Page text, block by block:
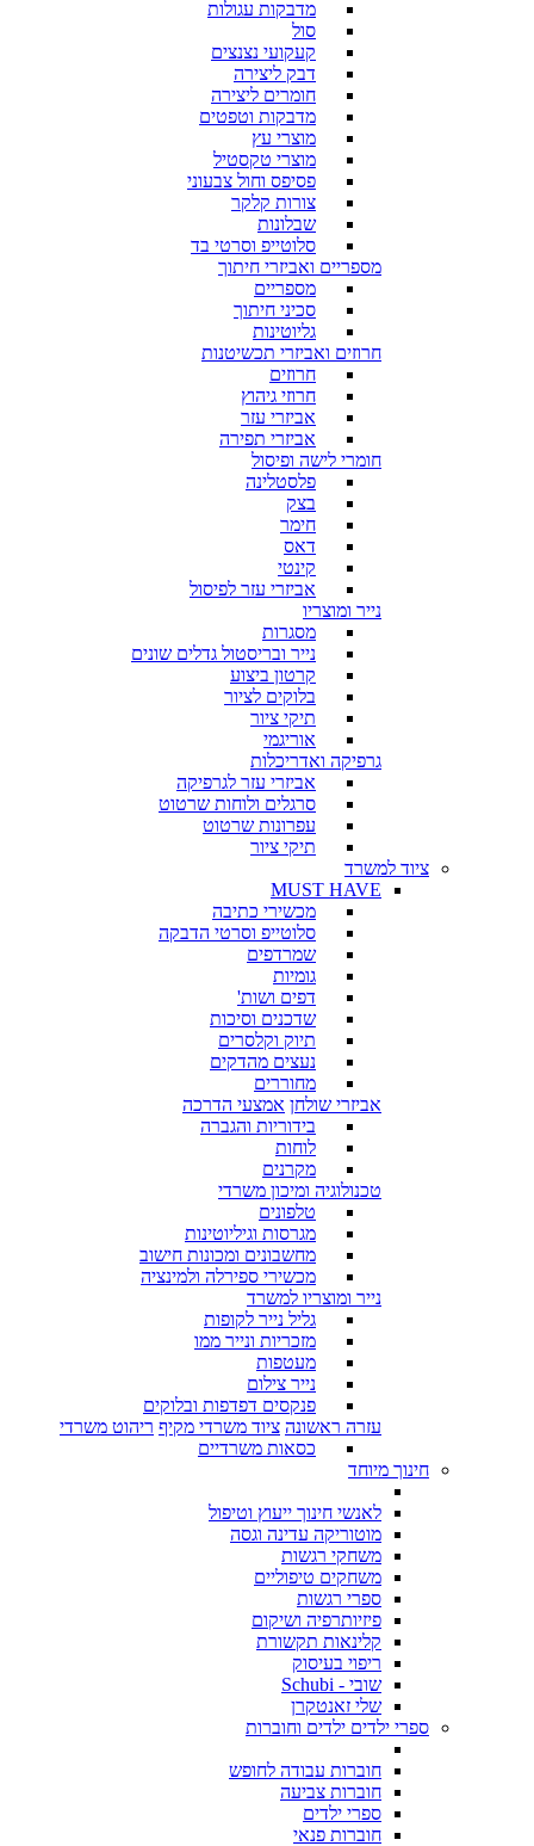
מדבקות עגולות
סול
קעקועי נצנצים
דבק ליצירה
חומרים ליצירה
מדבקות וטפטים
מוצרי עץ
מוצרי טקסטיל
פסיפס וחול צבעוני
צורות קלקר
שבלונות
סלוטייפ וסרטי בד
מספריים ואביזרי חיתוך
מספריים
סכיני חיתוך
גליוטינות
חרוזים ואביזרי תכשיטנות
חרוזים
חרוזי גיהוץ
אביזרי עזר
אביזרי תפירה
חומרי לישה ופיסול
פלסטלינה
בצק
חימר
דאס
קינטי
אביזרי עזר לפיסול
נייר ומוצריו
מסגרות
נייר ובריסטול גדלים שונים
קרטון ביצוע
בלוקים לציור
תיקי ציור
אוריגמי
גרפיקה ואדריכלות
אביזרי עזר לגרפיקה
סרגלים ולוחות שרטוט
עפרונות שרטוט
תיקי ציור
ציוד למשרד
MUST HAVE
מכשירי כתיבה
סלוטייפ וסרטי הדבקה
שמרדפים
גומיות
דפים ושות'
שדכנים וסיכות
תיוק וקלסרים
נעצים מהדקים
מחוררים
אביזרי שולחן אמצעי הדרכה
בידוריות והגברה
לוחות
מקרנים
טכנולוגיה ומיכון משרדי
טלפונים
מגרסות וגיליוטינות
מחשבונים ומכונות חישוב
מכשירי ספירלה ולמינציה
נייר ומוצריו למשרד
גליל נייר לקופות
מזכריות ונייר ממו
מעטפות
נייר צילום
פנקסים דפדפות ובלוקים
עזרה ראשונה ציוד משרדי מקיף ריהוט משרדי
כסאות משרדיים
חינוך מיוחד
לאנשי חינוך ייעוץ וטיפול
מוטוריקה עדינה וגסה
משחקי רגשות
משחקים טיפוליים
ספרי רגשות
פיזיותרפיה ושיקום
קלינאות תקשורת
ריפוי בעיסוק
שובי - Schubi
שלי זאנטקרן
ספרי ילדים ילדים וחוברות
חוברות עבודה לחופש
חוברות צביעה
ספרי ילדים
חוברות פנאי